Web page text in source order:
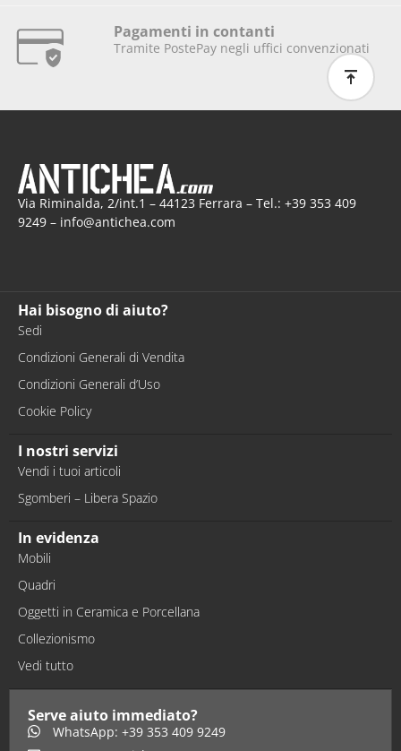
Pagamenti in contanti
Tramite PostePay negli uffici convenzionati
Via Riminalda, 2/int.1 – 44123 Ferrara – Tel.: +39 353 409
9249 – info@antichea.com
Hai bisogno di aiuto?
Sedi
Condizioni Generali di Vendita
Condizioni Generali d’Uso
Cookie Policy
I nostri servizi
Vendi i tuoi articoli
Sgomberi – Libera Spazio
In evidenza
Mobili
Quadri
Oggetti in Ceramica e Porcellana
Collezionismo
Vedi tutto
Serve aiuto immediato?
WhatsApp: +39 353 409 9249